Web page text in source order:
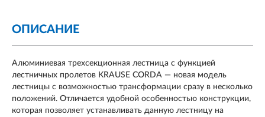
ОПИСАНИЕ
Алюминиевая трехсекционная лестница с функцией
лестничных пролетов KRAUSE CORDA — новая модель
лестницы с возможностью трансформации сразу в несколько
положений. Отличается удобной особенностью конструкции,
которая позволяет устанавливать данную лестницу на